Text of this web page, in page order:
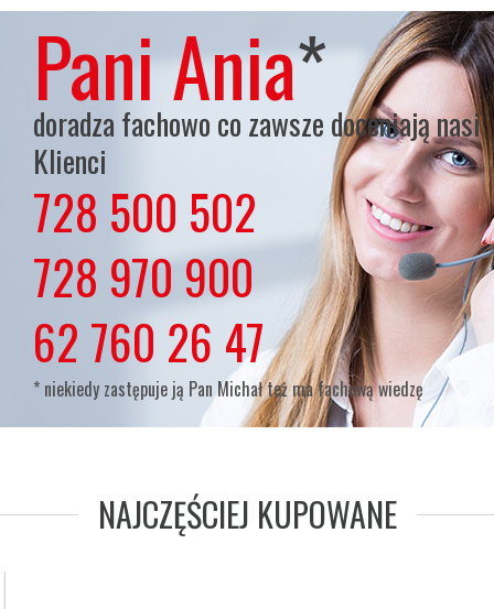
Pani Ania*
doradza fachowo co zawsze doceniają nasi
Klienci
728 500 502
lub
728 970 900
lub
62 760 26 47
* niekiedy zastępuje ją Pan Michał też ma fachową wiedzę
NAJCZĘŚCIEJ KUPOWANE